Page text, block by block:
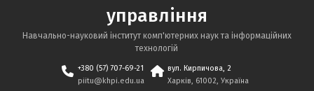
управління
Навчально-науковий інститут комп'ютерних наук та інформаційних
технологій
+380 (57) 707-69-21
piitu@khpi.edu.ua
вул. Кирпичова, 2
Харків, 61002, Україна